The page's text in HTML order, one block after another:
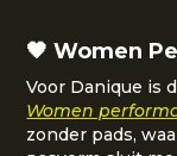
🖤 Women
Voor Danique is
Women
zonder pads,